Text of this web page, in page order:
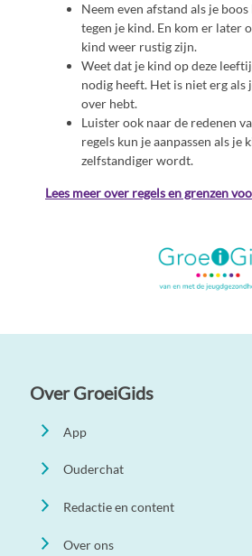
Neem even afstand als je
tegen je kind. En kom er later
kind weer rustig zijn.
Weet dat je kind op deze
nodig heeft. Het is niet erg als
over hebt.
Luister ook naar de redenen
regels kun je aanpassen als je
zelfstandiger wordt.
Lees meer over regels en grenzen
Over GroeiGids
App
Ouderchat
Redactie en content
Over ons